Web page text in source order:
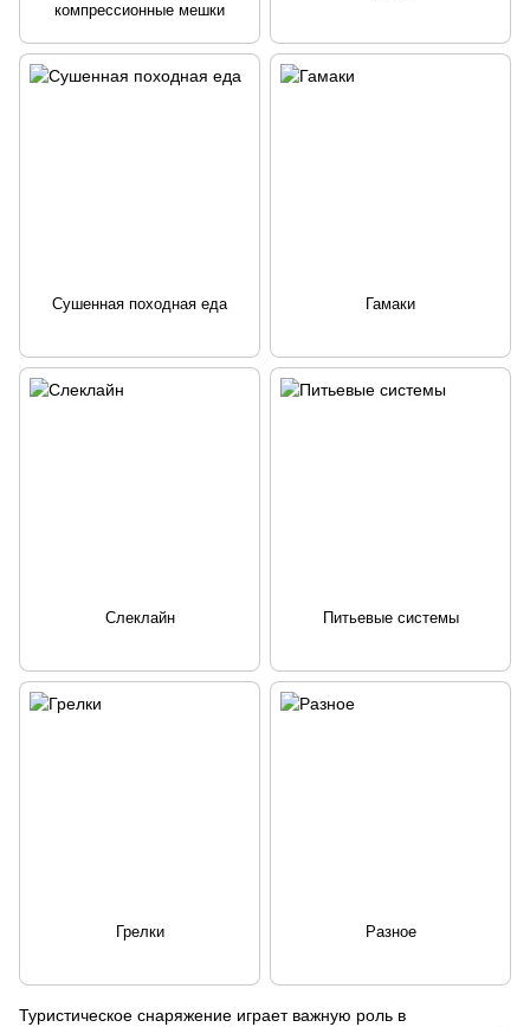
Туристическое снаряжение играет важную роль в
компрессионные мешки
Сушенная походная еда Гамаки
Слеклайн Питьевые системы
Грелки Разное